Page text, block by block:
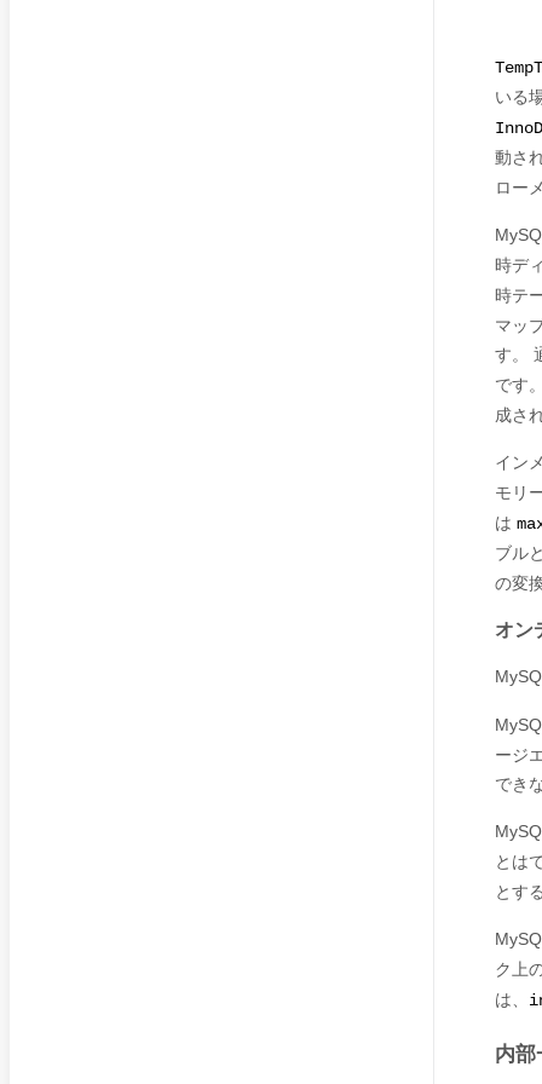
いる
動さ
ロー
時デ
時テ
マッ
す。
です。
成さ
イン
モリ
は
ブル
の変
オン
ージ
でき
とは
とす
ク上
は、
内部